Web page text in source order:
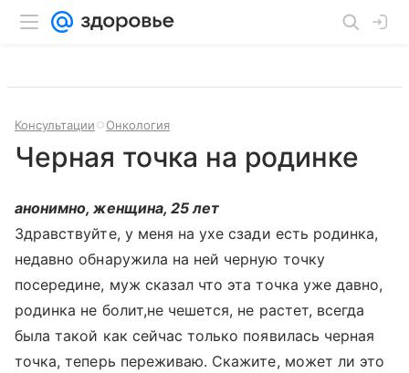
Консультации Онкология
Черная точка на родинке
анонимно, женщина, 25 лет
Здравствуйте, у меня на ухе сзади есть родинка,
недавно обнаружила на ней черную точку
посередине, муж сказал что эта точка уже давно,
родинка не болит,не чешется, не растет, всегда
была такой как сейчас только появилась черная
точка, теперь переживаю. Скажите, может ли это